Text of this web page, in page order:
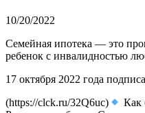
10/20/2022
Семейная ипотека — это
ребенок с инвалидностью
17 октября 2022 года
(https://clck.ru/32Q6uc)
Как